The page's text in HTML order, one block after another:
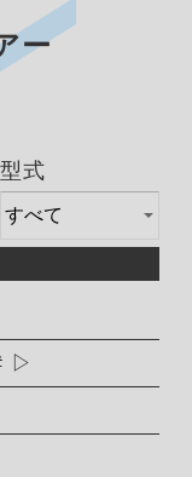
ー
型式